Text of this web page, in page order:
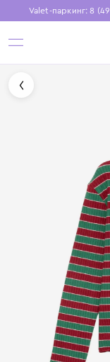
Valet-паркинг: 8
Установите